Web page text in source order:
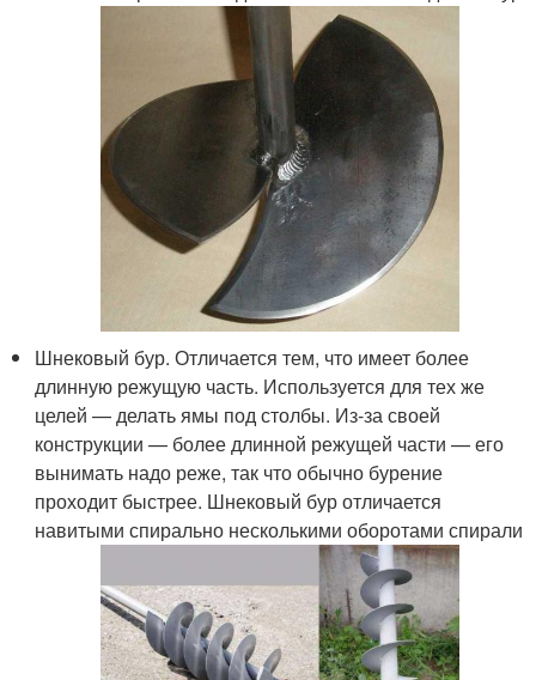
Шнековый бур. Отличается тем, что имеет более
длинную режущую часть. Используется для тех же
целей — делать ямы под столбы. Из-за своей
конструкции — более длинной режущей части — его
вынимать надо реже, так что обычно бурение
проходит быстрее. Шнековый бур отличается
навитыми спирально несколькими оборотами спирали